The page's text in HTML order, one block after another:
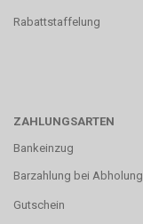
Rabattstaffelung
ZAHLUNGSARTEN
Bankeinzug
Barzahlung bei Abholung
Gutschein